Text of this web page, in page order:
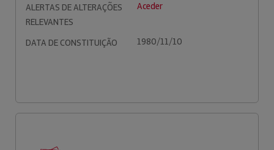
ALERTAS DE ALTERAÇÕES
RELEVANTES
Aceder
DATA DE CONSTITUIÇÃO 1980/11/10